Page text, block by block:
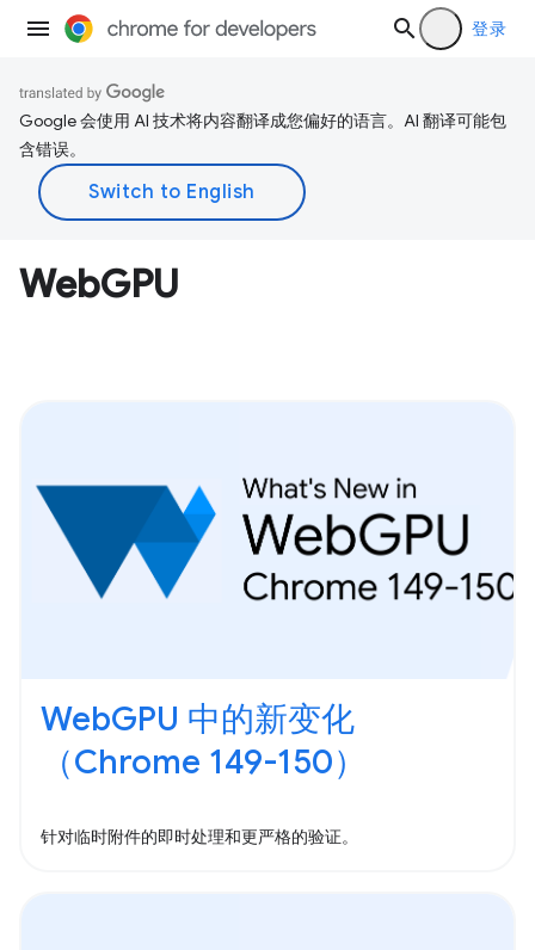
登录
Google 会使用 AI 技术将内容翻译成您偏好的语言。AI 翻译可能包
含错误。
WebGPU
WebGPU 中的新变化
（Chrome 149-150）
针对临时附件的即时处理和更严格的验证。